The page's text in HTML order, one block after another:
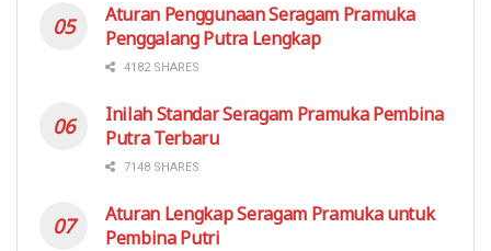
Aturan Penggunaan Seragam Pramuka
Penggalang Putra Lengkap
4182 SHARES
Inilah Standar Seragam Pramuka Pembina
Putra Terbaru
7148 SHARES
Aturan Lengkap Seragam Pramuka untuk
Pembina Putri